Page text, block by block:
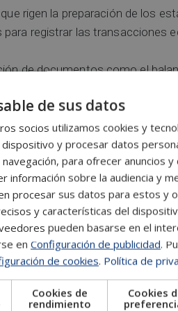
rigen la preparación de los
para registrar las transacciones
de documentos como el
los estados financieros y evaluar
Estándares que
nivel global.
finalizar el ejercicio contable y
oportunidades laborales en
en este campo, se
financiero y consultor
de sus datos
socios utilizamos cookies y
dispositivo y procesar datos
para ofrecer anuncios
información sobre la audiencia y
procesar sus datos para estos y
y características del
pueden basarse en el
en Configuración de publicidad.
de cookies. Política de
Cookies de
rendimiento
Cookies